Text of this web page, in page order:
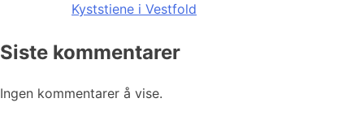
Kyststiene i Vestfold
Siste kommentarer
Ingen kommentarer å vise.